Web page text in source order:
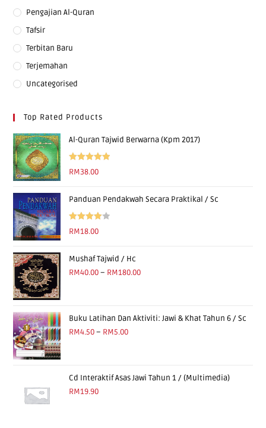
Pengajian Al-Quran
Tafsir
Terbitan Baru
Terjemahan
Uncategorised
Top Rated Products
Al-Quran Tajwid Berwarna (Kpm 2017)
Rated 5.00
RM38.00
Panduan Pendakwah Secara Praktikal / Sc
Rated
RM18.00
Mushaf Tajwid / Hc
RM40.00 – RM180.00
Buku Latihan Dan Aktiviti: Jawi & Khat Tahun 6 / Sc
RM4.50 – RM5.00
Cd Interaktif Asas Jawi Tahun 1 / (Multimedia)
RM19.90